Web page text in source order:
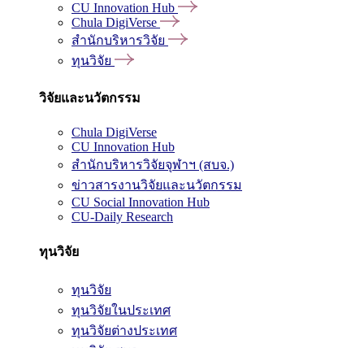
CU Innovation Hub
Chula DigiVerse
สำนักบริหารวิจัย
ทุนวิจัย
วิจัยและนวัตกรรม
Chula DigiVerse
CU Innovation Hub
สำนักบริหารวิจัยจุฬาฯ (สบจ.)
ข่าวสารงานวิจัยและนวัตกรรม
CU Social Innovation Hub
CU-Daily Research
ทุนวิจัย
ทุนวิจัย
ทุนวิจัยในประเทศ
ทุนวิจัยต่างประเทศ